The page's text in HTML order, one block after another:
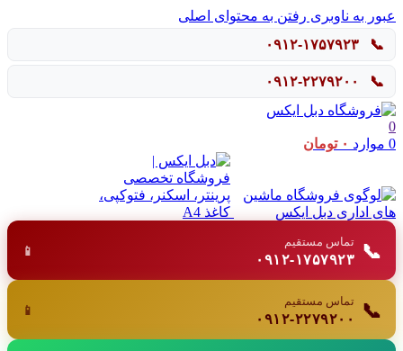
عبور به ناوبری رفتن به محتوای اصلی
📞
📞
0
0 موارد ۰ تومان
📞 تماس مستقیم
۰۹۱۲-۱۷۵۷۹۲۳ 📱
📞 تماس مستقیم
۰۹۱۲-۲۲۷۹۲۰۰ 📱